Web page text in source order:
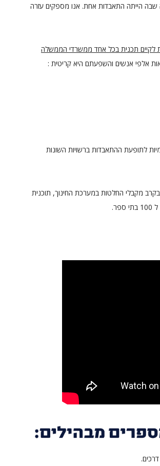
שבה הייתה התאבדות אחת. אנו מספקים עזרה
לקיים תכנית בכל אחד ממשרדי הממשלה
אלפי אנשים והשפעתם היא קריטית :
לתופעת ההתאבדות ברשויות השונות
מקבלי החלטות במערכת החינוך, תוכנית